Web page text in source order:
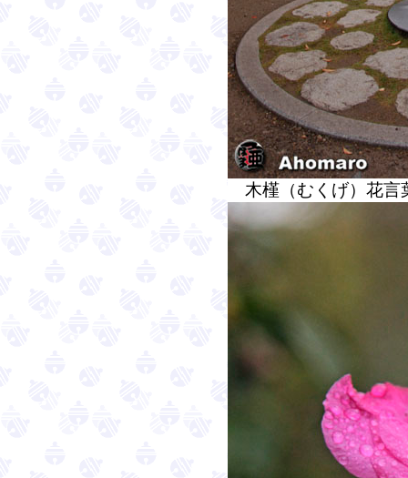
木槿（むくげ）花言